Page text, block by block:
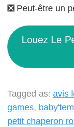
❎Peut-être un
Louez Le
Tagged as: avis
games,
petit chaperon